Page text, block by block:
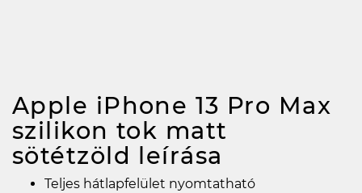
Apple iPhone 13 Pro Max
szilikon tok matt
sötétzöld leírása
Teljes hátlapfelület nyomtatható